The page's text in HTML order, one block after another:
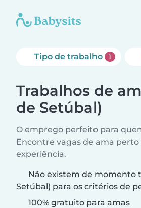
Tipo de trabalho 1
Trabalhos de
de Setúbal)
O emprego perfeito para
Encontre vagas de ama
experiência.
Não existem de momento
Setúbal) para os critérios de
100% gratuito para amas